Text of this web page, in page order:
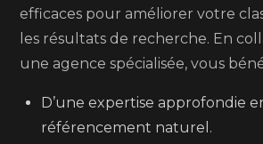
efficaces pour améliorer votre
les résultats de recherche. En
une agence spécialisée, vous
D’une expertise approfondie
référencement naturel.